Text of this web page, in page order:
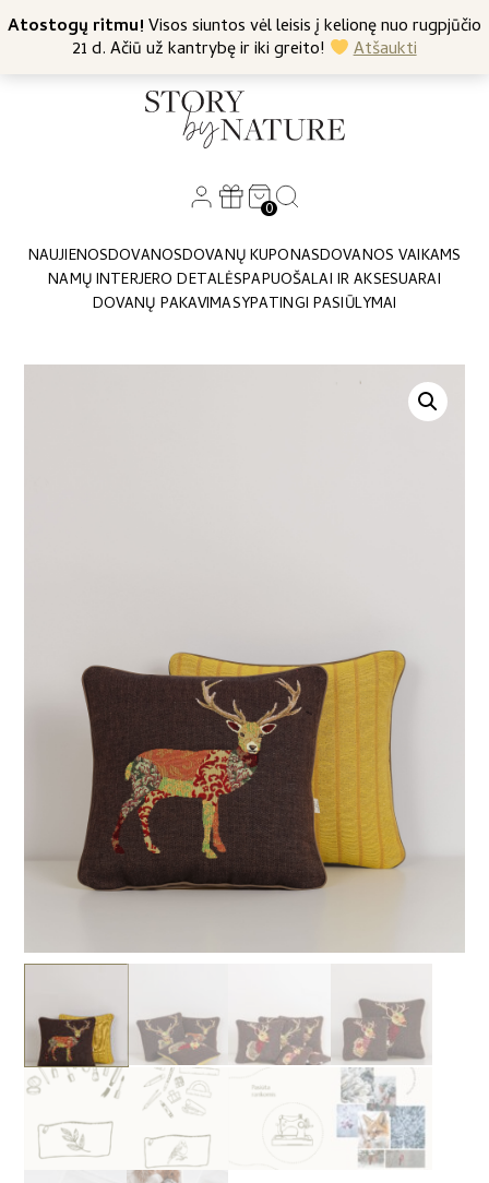
Atostogų ritmu!Visos siuntos vėl leisis į kelionę nuo rugpjūčio
21 d. Ačiū už kantrybę ir iki greito!
Atšaukti
Nemokamas siuntimas nuo 45 Eur +370 682 57369
0
NAUJIENOSDOVANOSDOVANŲ KUPONASDOVANOS VAIKAMS
NAMŲ INTERJERO DETALĖSPAPUOŠALAI IR AKSESUARAI
DOVANŲ PAKAVIMASYPATINGI PASIŪLYMAI